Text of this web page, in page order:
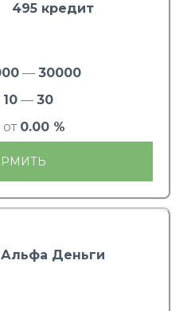
495 кредит
— 30000
10 — 30
от 0.00 %
Альфа Деньги